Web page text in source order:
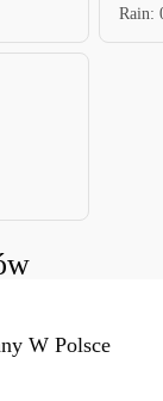
Rain:
W Polsce